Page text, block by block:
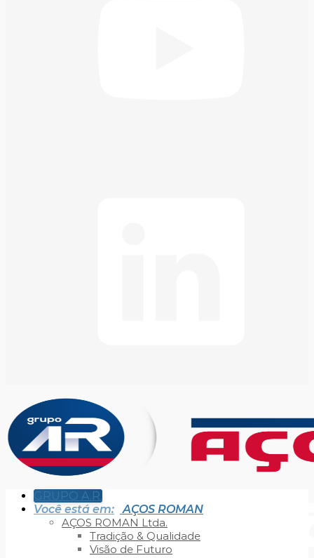
GRUPO A.R.
Você está em:
AÇOS ROMAN
AÇOS ROMAN Ltda.
Tradição & Qualidade
Visão de Futuro